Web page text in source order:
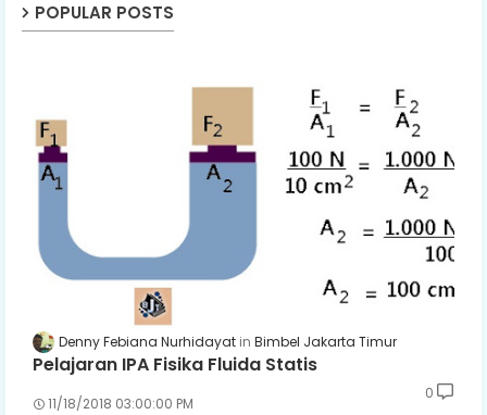
POPULAR POSTS
Denny Febiana Nurhidayat Bimbel Jakarta Timur
Pelajaran IPA Fisika Fluida Statis
11/18/2018 03:00:00 PM
0